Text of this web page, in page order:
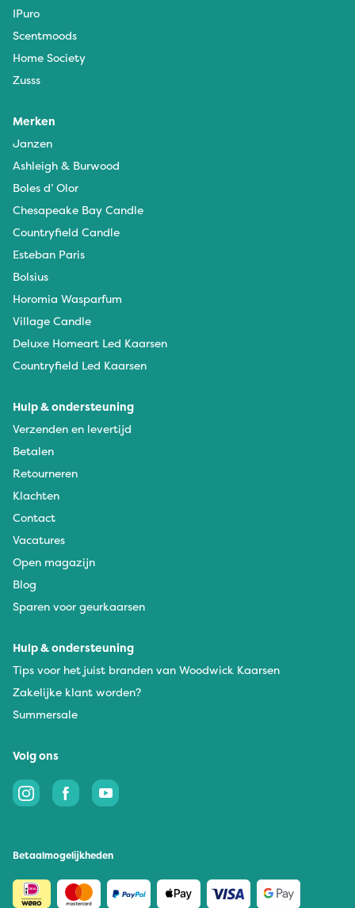
IPuro
Scentmoods
Home Society
Zusss
Merken
Janzen
Ashleigh & Burwood
Boles d’ Olor
Chesapeake Bay Candle
Countryfield Candle
Esteban Paris
Bolsius
Horomia Wasparfum
Village Candle
Deluxe Homeart Led Kaarsen
Countryfield Led Kaarsen
Hulp & ondersteuning
Verzenden en levertijd
Betalen
Retourneren
Klachten
Contact
Vacatures
Open magazijn
Blog
Sparen voor geurkaarsen
Hulp & ondersteuning
Tips voor het juist branden van Woodwick Kaarsen
Zakelijke klant worden?
Summersale
Volg ons
Betaalmogelijkheden